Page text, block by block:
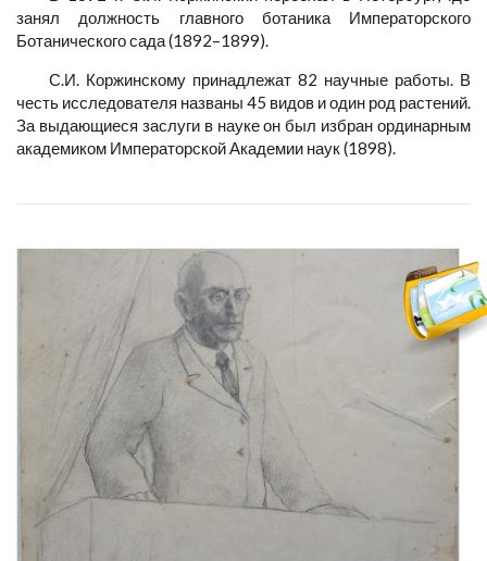
занял должность главного ботаника Императорского
Ботанического сада (1892–1899).
С.И. Коржинскому принадлежат 82 научные работы. В
честь исследователя названы 45 видов и один род растений.
За выдающиеся заслуги в науке он был избран ординарным
академиком Императорской Академии наук (1898).